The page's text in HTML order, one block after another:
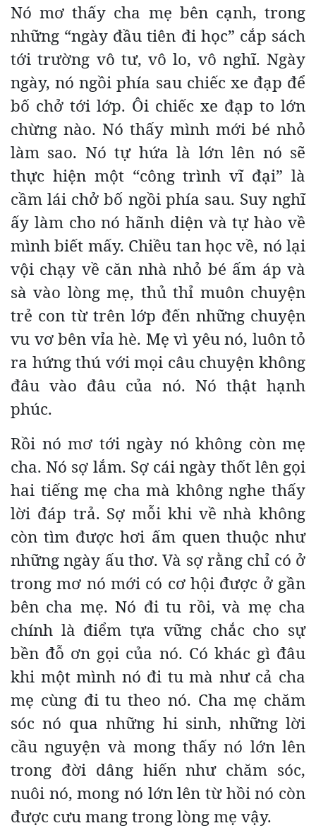
Nó mơ thấy cha mẹ bên cạnh, trong
những “ngày đầu tiên đi học” cắp sách
tới trường vô tư, vô lo, vô nghĩ. Ngày
ngày, nó ngồi phía sau chiếc xe đạp để
bố chở tới lớp. Ôi chiếc xe đạp to lớn
chừng nào. Nó thấy mình mới bé nhỏ
làm sao. Nó tự hứa là lớn lên nó sẽ
thực hiện một “công trình vĩ đại” là
cầm lái chở bố ngồi phía sau. Suy nghĩ
ấy làm cho nó hãnh diện và tự hào về
mình biết mấy. Chiều tan học về, nó lại
vội chạy về căn nhà nhỏ bé ấm áp và
sà vào lòng mẹ, thủ thỉ muôn chuyện
trẻ con từ trên lớp đến những chuyện
vu vơ bên vỉa hè. Mẹ vì yêu nó, luôn tỏ
ra hứng thú với mọi câu chuyện không
đâu vào đâu của nó. Nó thật hạnh
phúc.
Rồi nó mơ tới ngày nó không còn mẹ
cha. Nó sợ lắm. Sợ cái ngày thốt lên gọi
hai tiếng mẹ cha mà không nghe thấy
lời đáp trả. Sợ mỗi khi về nhà không
còn tìm được hơi ấm quen thuộc như
những ngày ấu thơ. Và sợ rằng chỉ có ở
trong mơ nó mới có cơ hội được ở gần
bên cha mẹ. Nó đi tu rồi, và mẹ cha
chính là điểm tựa vững chắc cho sự
bền đỗ ơn gọi của nó. Có khác gì đâu
khi một mình nó đi tu mà như cả cha
mẹ cùng đi tu theo nó. Cha mẹ chăm
sóc nó qua những hi sinh, những lời
cầu nguyện và mong thấy nó lớn lên
trong đời dâng hiến như chăm sóc,
nuôi nó, mong nó lớn lên từ hồi nó còn
được cưu mang trong lòng mẹ vậy.